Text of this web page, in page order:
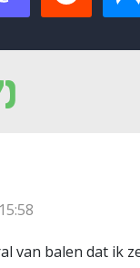
van balen dat ik